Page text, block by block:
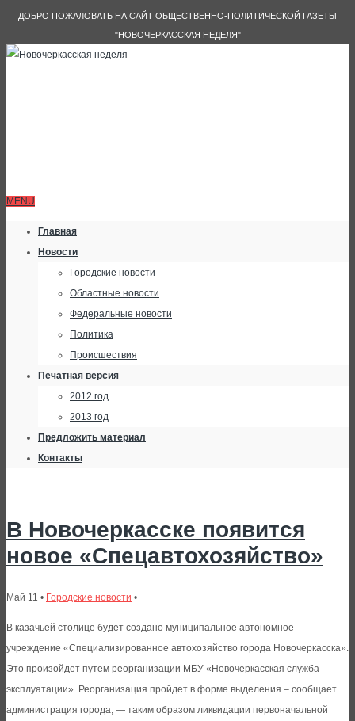
ДОБРО ПОЖАЛОВАТЬ НА САЙТ ОБЩЕСТВЕННО-ПОЛИТИЧЕСКОЙ ГАЗЕТЫ
"НОВОЧЕРКАССКАЯ НЕДЕЛЯ"
MENU
Главная
Новости
Городские новости
Областные новости
Федеральные новости
Политика
Происшествия
Печатная версия
2012 год
2013 год
Предложить материал
Контакты
В Новочеркасске появится
новое «Спецавтохозяйство»
Май 11 • Городские новости •
В казачьей столице будет создано муниципальное автономное
учреждение «Специализированное автохозяйство города Новочеркасска».
Это произойдет путем реорганизации МБУ «Новочеркасская служба
эксплуатации». Реорганизация пройдет в форме выделения – сообщает
администрация города, — таким образом ликвидации первоначальной